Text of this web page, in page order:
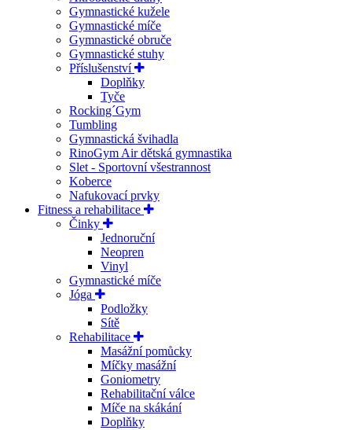
Gymnastické kužele
Gymnastické míče
Gymnastické obruče
Gymnastické stuhy
Příslušenství
Doplňky
Tyče
Rocking´Gym
Tumbling
Gymnastická švihadla
RinoGym Air dětská gymnastika
Slet - Sportovní všestrannost
Koberce
Nafukovací prvky
Fitness a rehabilitace
Činky
Jednoruční
Neopren
Vinyl
Gymnastické míče
Jóga
Podložky
Sítě
Rehabilitace
Masážní pomůcky
Míčky masážní
Goniometry
Rehabilitační válce
Míče na skákání
Doplňky